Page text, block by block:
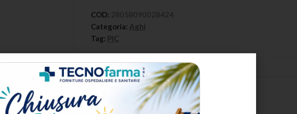
COD: 28058090028424
Categoria: Aghi
Tag: PIC
METODO DI SPEDIZIONE